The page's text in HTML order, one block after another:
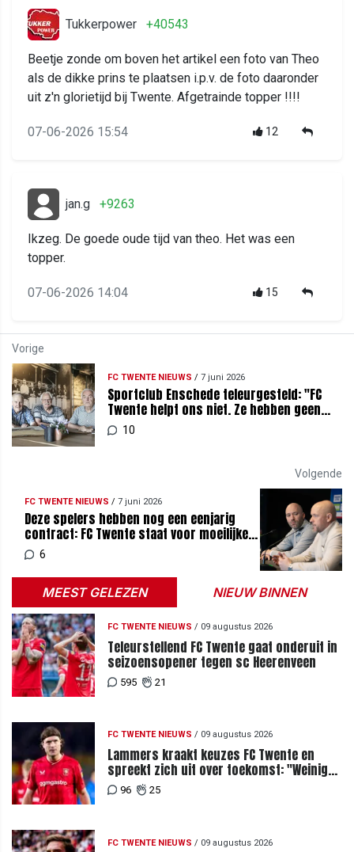
Tukkerpower +40543
Beetje zonde om boven het artikel een foto van Theo
als de dikke prins te plaatsen i.p.v. de foto daaronder
uit z'n glorietijd bij Twente. Afgetrainde topper !!!!
07-06-2026 15:54 12
jan.g +9263
Ikzeg. De goede oude tijd van theo. Het was een
topper.
07-06-2026 14:04 15
Vorige
FC TWENTE NIEUWS / 7 juni 2026
Sportclub Enschede teleurgesteld: "FC
Twente helpt ons niet. Ze hebben geen
belang bij ons"
10
Volgende
FC TWENTE NIEUWS / 7 juni 2026
Deze spelers hebben nog een eenjarig
contract: FC Twente staat voor moeilijke
keuzes
6
MEEST GELEZEN NIEUW BINNEN
FC TWENTE NIEUWS / 09 augustus 2026
Teleurstellend FC Twente gaat onderuit in
seizoensopener tegen sc Heerenveen
595 21
FC TWENTE NIEUWS / 09 augustus 2026
Lammers kraakt keuzes FC Twente en
spreekt zich uit over toekomst: "Weinig
van te begrijpen"
96 25
FC TWENTE NIEUWS / 09 augustus 2026